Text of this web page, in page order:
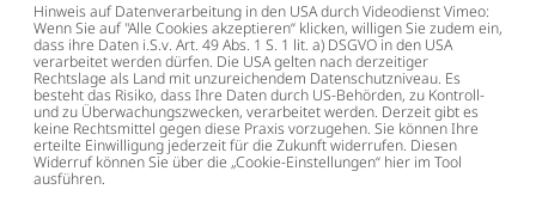
Gesetzliche Grundlagen sind: Sozialgesetzbuch VIII
(Kinder- und Jugendhilfe) | Gesetz zur Ausführung der
Sozialgesetze | Bayerisches Personalvertretungsgesetz |
Verordnung zur Ausführung der Sozialgesetze
Hinweis auf Datenverarbeitung in den USA durch Videodienst Vimeo:
Wenn Sie auf "Alle Cookies akzeptieren“ klicken, willigen Sie zudem ein,
dass ihre Daten i.S.v. Art. 49 Abs. 1 S. 1 lit. a) DSGVO in den USA
verarbeitet werden dürfen. Die USA gelten nach derzeitiger
Rechtslage als Land mit unzureichendem Datenschutzniveau. Es
besteht das Risiko, dass Ihre Daten durch US-Behörden, zu Kontroll-
und zu Überwachungszwecken, verarbeitet werden. Derzeit gibt es
keine Rechtsmittel gegen diese Praxis vorzugehen. Sie können Ihre
erteilte Einwilligung jederzeit für die Zukunft widerrufen. Diesen
Widerruf können Sie über die „Cookie-Einstellungen“ hier im Tool
ausführen.